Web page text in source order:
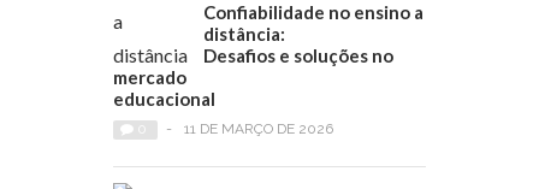
Confiabilidade no ensino a
distância:
Desafios e soluções no
mercado
educacional
- 11 DE MARÇO DE 2026